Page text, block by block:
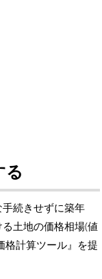
る
続きせずに築年
土地の価格相場(値
格計算ツール』を提